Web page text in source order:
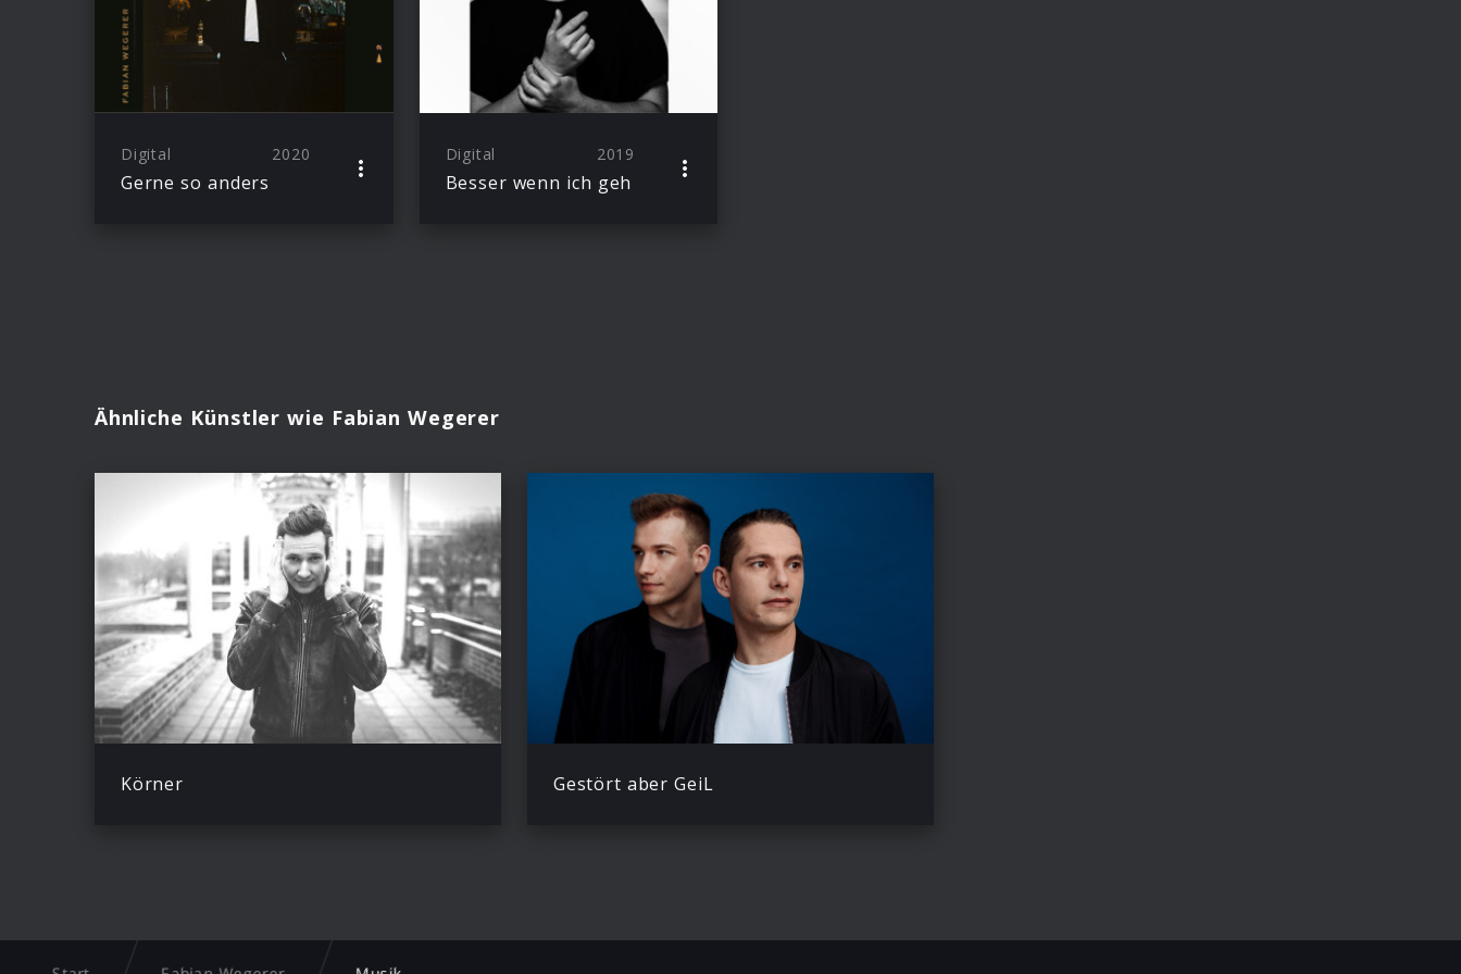
Digital 2020
Gerne so anders
Digital 2019
Besser wenn ich geh
Ähnliche Künstler wie Fabian Wegerer
Körner Gestört aber GeiL